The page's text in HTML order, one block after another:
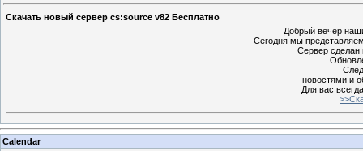
Cкачать новый сервер cs:source v82 Бесплатно
Добрый вечер
Сегодня мы
Сервер сделан
новостями и
Для вас
Calendar